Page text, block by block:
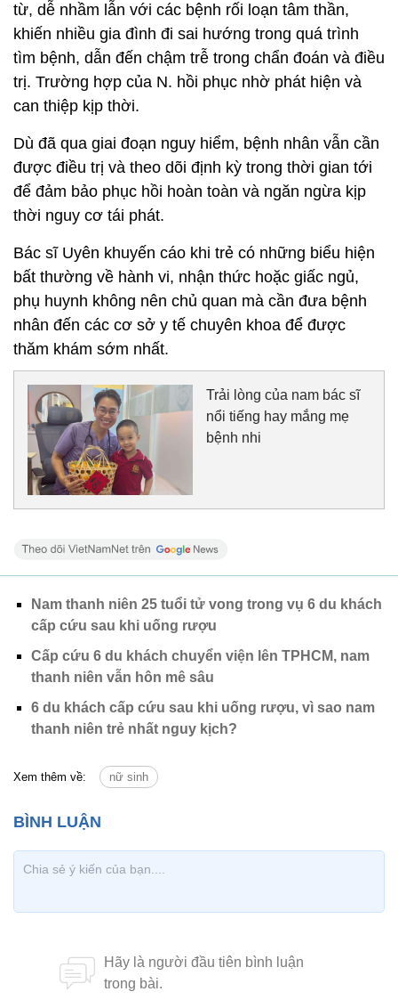
từ, dễ nhầm lẫn với các bệnh rối loạn tâm thần,
khiến nhiều gia đình đi sai hướng trong quá trình
tìm bệnh, dẫn đến chậm trễ trong chẩn đoán và điều
trị. Trường hợp của N. hồi phục nhờ phát hiện và
can thiệp kịp thời.
Dù đã qua giai đoạn nguy hiểm, bệnh nhân vẫn cần
được điều trị và theo dõi định kỳ trong thời gian tới
để đảm bảo phục hồi hoàn toàn và ngăn ngừa kịp
thời nguy cơ tái phát.
Bác sĩ Uyên khuyến cáo khi trẻ có những biểu hiện
bất thường về hành vi, nhận thức hoặc giấc ngủ,
phụ huynh không nên chủ quan mà cần đưa bệnh
nhân đến các cơ sở y tế chuyên khoa để được
thăm khám sớm nhất.
Trải lòng của nam bác sĩ
nổi tiếng hay mắng mẹ
bệnh nhi
Nam thanh niên 25 tuổi tử vong trong vụ 6 du khách
cấp cứu sau khi uống rượu
Cấp cứu 6 du khách chuyển viện lên TPHCM, nam
thanh niên vẫn hôn mê sâu
6 du khách cấp cứu sau khi uống rượu, vì sao nam
thanh niên trẻ nhất nguy kịch?
Xem thêm về: nữ sinh